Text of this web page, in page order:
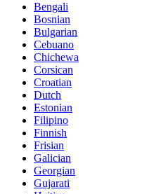
Bengali
Bosnian
Bulgarian
Cebuano
Chichewa
Corsican
Croatian
Dutch
Estonian
Filipino
Finnish
Frisian
Galician
Georgian
Gujarati